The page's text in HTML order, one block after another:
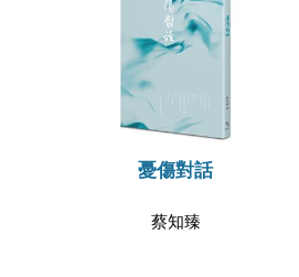
憂傷對話
蔡知臻